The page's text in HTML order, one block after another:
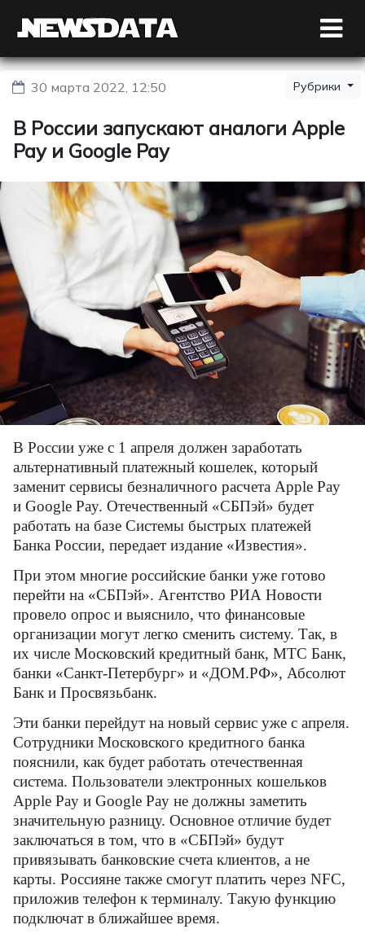
30 марта 2022, 12:50 Рубрики
В России запускают аналоги Apple
Pay и Google Pay
В России уже с 1 апреля должен заработать
альтернативный платежный кошелек, который
заменит сервисы безналичного расчета Apple Pay
и Google Pay. Отечественный «СБПэй» будет
работать на базе Системы быстрых платежей
Банка России, передает издание «Известия».
При этом многие российские банки уже готово
перейти на «СБПэй». Агентство РИА Новости
провело опрос и выяснило, что финансовые
организации могут легко сменить систему. Так, в
их числе Московский кредитный банк, МТС Банк,
банки «Санкт-Петербург» и «ДОМ.РФ», Абсолют
Банк и Просвязьбанк.
Эти банки перейдут на новый сервис уже с апреля.
Сотрудники Московского кредитного банка
пояснили, как будет работать отечественная
система. Пользователи электронных кошельков
Apple Pay и Google Pay не должны заметить
значительную разницу. Основное отличие будет
заключаться в том, что в «СБПэй» будут
привязывать банковские счета клиентов, а не
карты. Россияне также смогут платить через NFC,
приложив телефон к терминалу. Такую функцию
подключат в ближайшее время.